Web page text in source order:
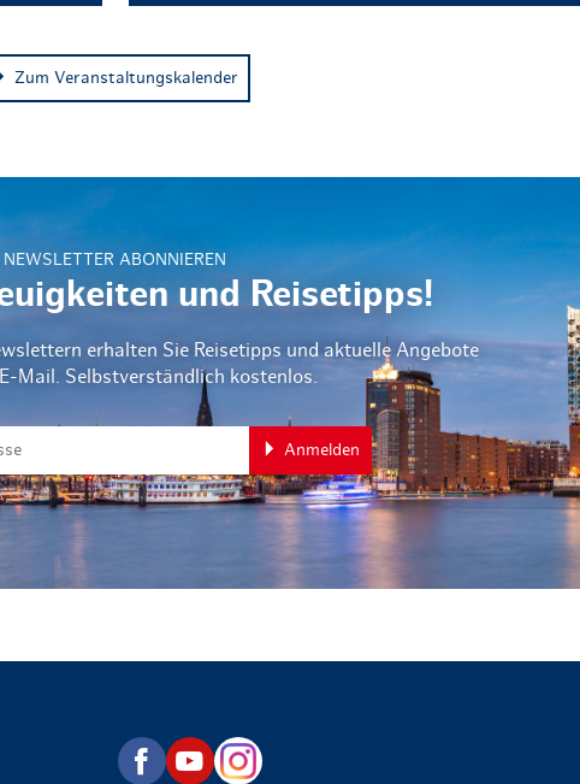
Zum Veranstaltungskalender
NEWSLETTER ABONNIEREN
und Reisetipps!
erhalten Sie Reisetipps und aktuelle Angebote
Mail. Selbstverständlich kostenlos.
Anmelden
zurück zur Startseite